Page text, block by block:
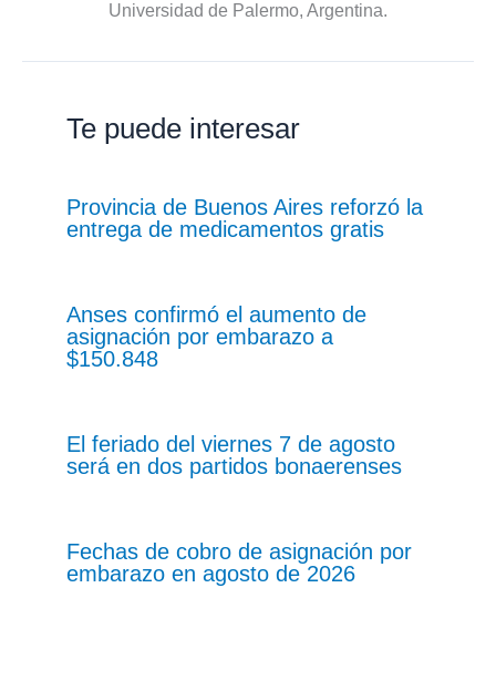
Universidad de Palermo, Argentina.
Te puede interesar
Provincia de Buenos Aires reforzó la
entrega de medicamentos gratis
Anses confirmó el aumento de
asignación por embarazo a
$150.848
El feriado del viernes 7 de agosto
será en dos partidos bonaerenses
Fechas de cobro de asignación por
embarazo en agosto de 2026